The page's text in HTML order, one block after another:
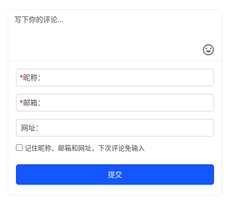
*昵称：
*邮箱：
网址：
记住昵称、邮箱和网址，下次评论免输入
提交